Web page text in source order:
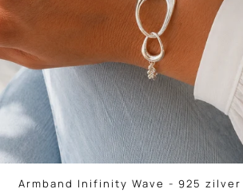
Armband Inifinity Wave - 925 zilver